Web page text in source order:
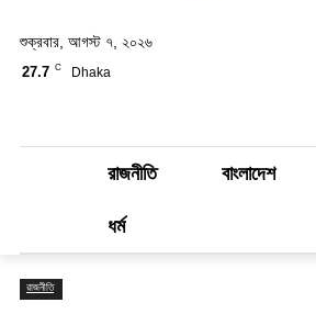
শুক্রবার, আগস্ট ৭, ২০২৬
27.7 C Dhaka
রাজনীতি বাংলাদেশ
ধর্ম
রাজনীতি